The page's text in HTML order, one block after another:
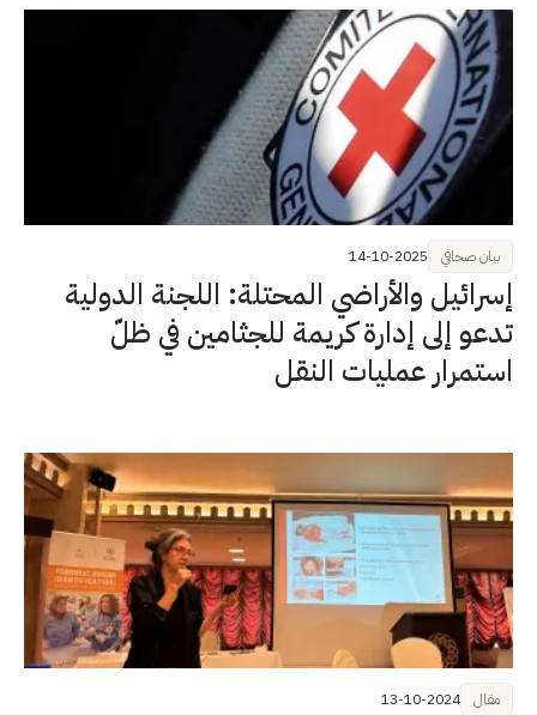
إسرائيل والأراضي المحتلة: اللجنة الدولية
تدعو إلى إدارة كريمة للجثامين في ظلّ
استمرار عمليات النقل
بيان صحافي 14-10-2025
مقال 13-10-2024